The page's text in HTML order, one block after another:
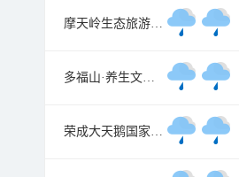
摩天岭生态旅游风景区
多福山·养生文化城
荣成大天鹅国家级自然保护区